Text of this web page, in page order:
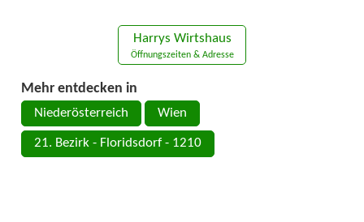
Harrys Wirtshaus
Öffnungszeiten & Adresse
Mehr entdecken in
Niederösterreich Wien
21. Bezirk - Floridsdorf - 1210